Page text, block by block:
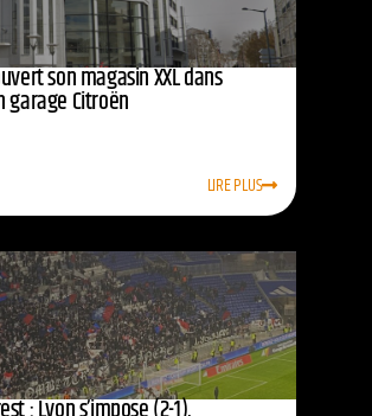
son magasin XXL dans
garage Citroën
LIRE PLUS